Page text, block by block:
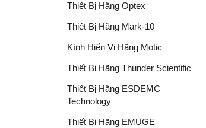
Thiết Bị Hãng Optex
Thiết Bị Hãng Mark-10
Kính Hiển Vi Hãng Motic
Thiết Bị Hãng Thunder Scientific
Thiết Bị Hãng ESDEMC
Technology
Thiết Bị Hãng EMUGE